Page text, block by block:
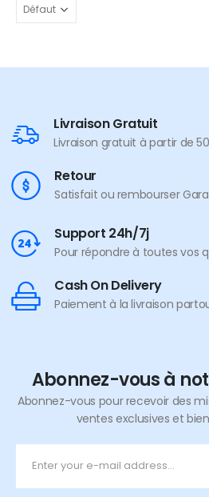
Livraison Gratuit
Livraison gratuit à partir de
Retour
Satisfait ou rembourser
Support 24h/7j
Pour répondre à toutes vos
Cash On Delivery
Paiement à la livraison
Abonnez-vous à
Abonnez-vous pour recevoir des
ventes exclusives et